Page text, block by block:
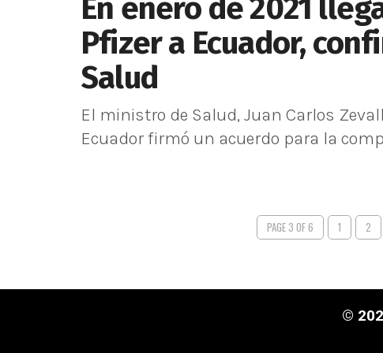
En enero de 2021
Pfizer a Ecuador,
Salud
El ministro de Salud, Juan Carlos
Ecuador firmó un acuerdo para la
PAGE 3 OF 6 1 2
©